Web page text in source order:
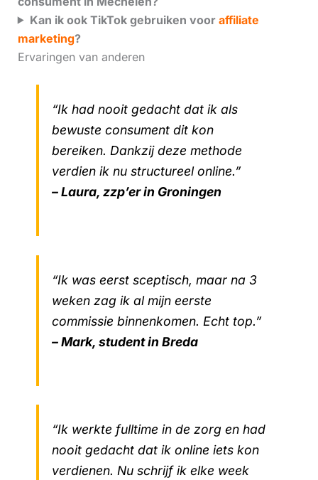
Kan ik ook TikTok gebruiken voor affiliate
marketing?
Ervaringen van anderen
“Ik had nooit gedacht dat ik als
bewuste consument dit kon
bereiken. Dankzij deze methode
verdien ik nu structureel online.”
– Laura, zzp’er in Groningen
“Ik was eerst sceptisch, maar na 3
weken zag ik al mijn eerste
commissie binnenkomen. Echt top.”
– Mark, student in Breda
“Ik werkte fulltime in de zorg en had
nooit gedacht dat ik online iets kon
verdienen. Nu schrijf ik elke week